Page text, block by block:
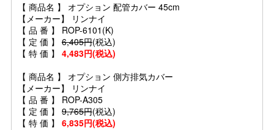
【 商品名 】 オプション 配管カバー 45cm
【メーカー】 リンナイ
【 品 番 】 ROP-6101(K)
【 定 価 】 6,405円(税込)
【 特 価 】 4,483円(税込)
【 商品名 】 オプション 側方排気カバー
【メーカー】 リンナイ
【 品 番 】 ROP-A305
【 定 価 】 9,765円(税込)
【 特 価 】 6,835円(税込)